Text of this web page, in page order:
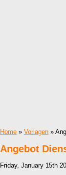
Home » Vorlagen »
Angebot
Friday, January 15th